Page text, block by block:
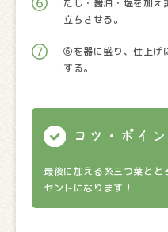
だし・醤油・塩を加え
立ちさせる。
⑥を器に盛り、仕上げ
する。
コツ・ポイン
最後に加える糸三つ葉とと
セントになります！